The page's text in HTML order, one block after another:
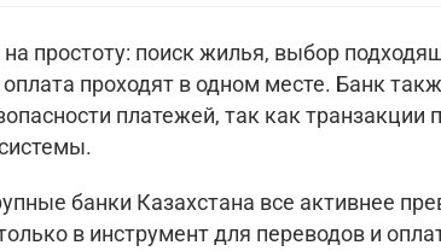
простоту: поиск жилья, выбор
проходят в одном месте. Банк
платежей, так как транзакции
банки Казахстана все активнее
в инструмент для переводов и